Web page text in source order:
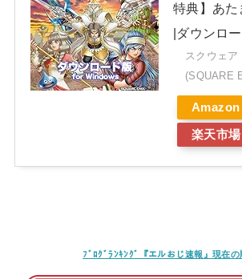
特典】あた
|ダウンロ
スクウェア
(SQUARE
Amazon
楽天市場
ﾌﾞﾛｸﾞﾗﾝｷﾝｸﾞ『エルおじ速報』現在の